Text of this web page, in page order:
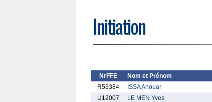
Initiation
NrFFE Nom et Prénom
R53384
ISSA Anouar
U12007
LE MEN Yves